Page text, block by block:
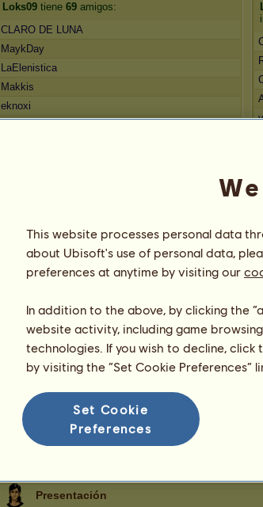
Loks09 tiene 69 amigos:
CLARO DE LUNA
MaykDay
LaElenistica
Makkis
eknoxi
192
Presentación
This website processes personal data
about Ubisoft's use of personal data,
preferences at anytime by visiting our
In addition to the above, by clicking the
website activity, including game
technologies. If you wish to decline, click
by visiting the “Set Cookie
Set Cookie
Preferences